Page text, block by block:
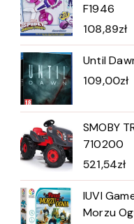
F1946
108,89zł
Until
109,00zł
SMOBY
710200
521,54zł
IUVI
Morzu